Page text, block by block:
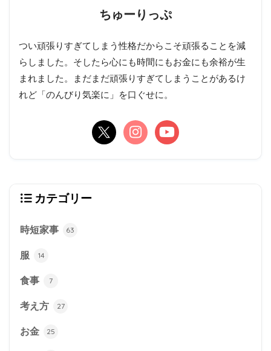
ちゅーりっぷ
つい頑張りすぎてしまう性格だからこそ頑張ることを減
らしました。そしたら心にも時間にもお金にも余裕が生
まれました。まだまだ頑張りすぎてしまうことがあるけ
れど「のんびり気楽に」を口ぐせに。
カテゴリー
時短家事 63
服 14
食事 7
考え方 27
お金 25